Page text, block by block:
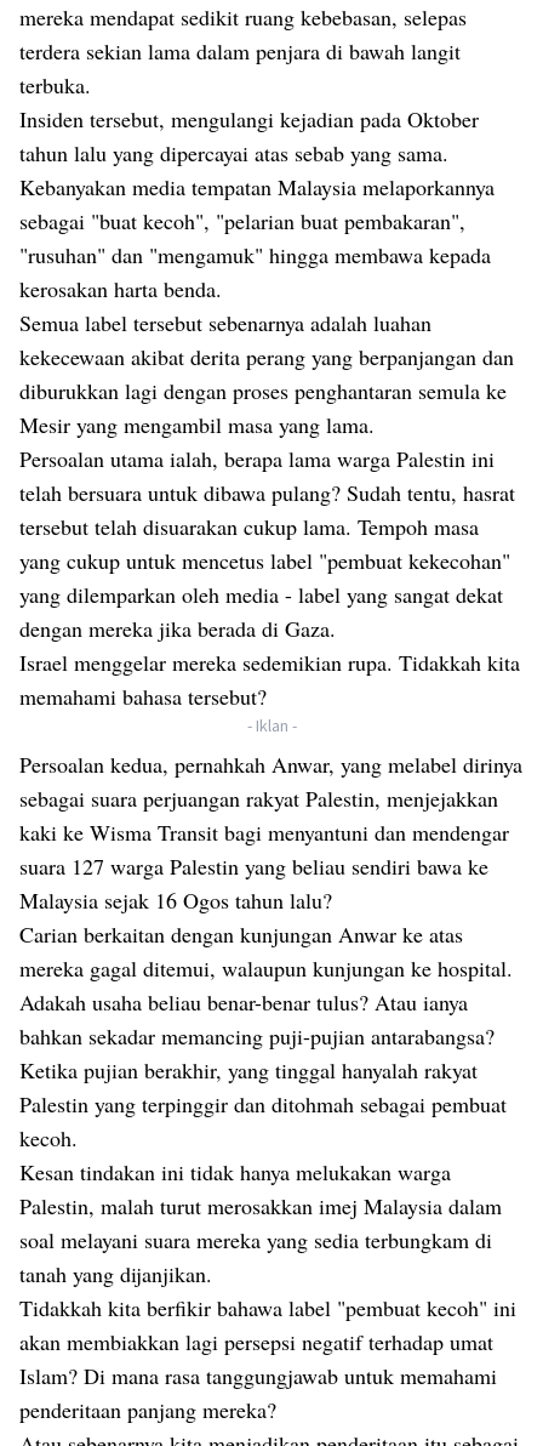
mereka mendapat sedikit ruang kebebasan, selepas
terdera sekian lama dalam penjara di bawah langit
terbuka.
Insiden tersebut, mengulangi kejadian pada Oktober
tahun lalu yang dipercayai atas sebab yang sama.
Kebanyakan media tempatan Malaysia melaporkannya
sebagai "buat kecoh", "pelarian buat pembakaran",
"rusuhan" dan "mengamuk" hingga membawa kepada
kerosakan harta benda.
Semua label tersebut sebenarnya adalah luahan
kekecewaan akibat derita perang yang berpanjangan dan
diburukkan lagi dengan proses penghantaran semula ke
Mesir yang mengambil masa yang lama.
Persoalan utama ialah, berapa lama warga Palestin ini
telah bersuara untuk dibawa pulang? Sudah tentu, hasrat
tersebut telah disuarakan cukup lama. Tempoh masa
yang cukup untuk mencetus label "pembuat kekecohan"
yang dilemparkan oleh media - label yang sangat dekat
dengan mereka jika berada di Gaza.
Israel menggelar mereka sedemikian rupa. Tidakkah kita
memahami bahasa tersebut?
- Iklan -
Persoalan kedua, pernahkah Anwar, yang melabel dirinya
sebagai suara perjuangan rakyat Palestin, menjejakkan
kaki ke Wisma Transit bagi menyantuni dan mendengar
suara 127 warga Palestin yang beliau sendiri bawa ke
Malaysia sejak 16 Ogos tahun lalu?
Carian berkaitan dengan kunjungan Anwar ke atas
mereka gagal ditemui, walaupun kunjungan ke hospital.
Adakah usaha beliau benar-benar tulus? Atau ianya
bahkan sekadar memancing puji-pujian antarabangsa?
Ketika pujian berakhir, yang tinggal hanyalah rakyat
Palestin yang terpinggir dan ditohmah sebagai pembuat
kecoh.
Kesan tindakan ini tidak hanya melukakan warga
Palestin, malah turut merosakkan imej Malaysia dalam
soal melayani suara mereka yang sedia terbungkam di
tanah yang dijanjikan.
Tidakkah kita berfikir bahawa label "pembuat kecoh" ini
akan membiakkan lagi persepsi negatif terhadap umat
Islam? Di mana rasa tanggungjawab untuk memahami
penderitaan panjang mereka?